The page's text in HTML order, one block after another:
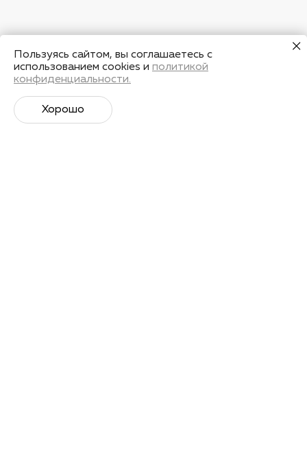
Пользуясь сайтом, вы соглашаетесь с
использованием cookies и политикой
конфиденциальности.
Хорошо